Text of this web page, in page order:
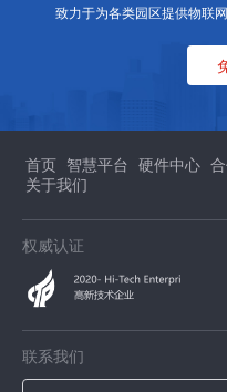
致力于为各类园区提供物联
首页 智慧平台 硬件中心
关于我们
权威认证
联系我们